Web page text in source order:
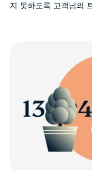
지 못하도록 고객님의